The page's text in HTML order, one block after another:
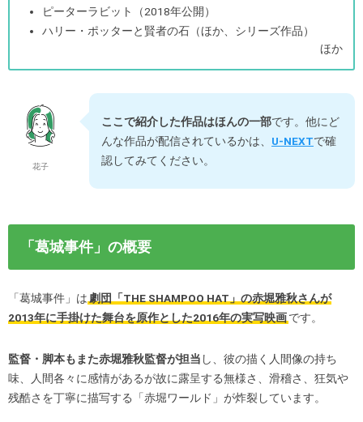
ピーターラビット（2018年公開）
ハリー・ポッターと賢者の石（ほか、シリーズ作品）
ほか
花子
ここで紹介した作品はほんの一部です。他にど
んな作品が配信されているかは、 U-NEXTで確
認してみてください。
「葛城事件」の概要
「葛城事件」は 劇団「THE SHAMPOO HAT」の赤堀雅秋さんが
2013年に手掛けた舞台を原作とした2016年の実写映画です。
監督・脚本もまた赤堀雅秋監督が担当 し、彼の描く人間像の持ち
味、人間各々に感情があるが故に露呈する無様さ、滑稽さ、狂気や
残酷さを丁寧に描写する「赤堀ワールド」が炸裂しています。